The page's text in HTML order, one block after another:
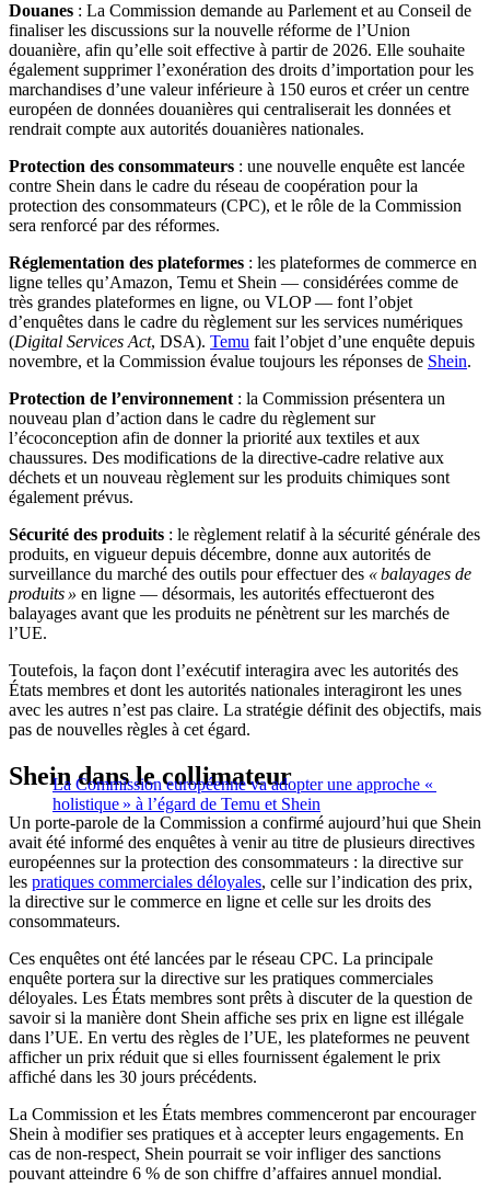
Douanes : La Commission demande au Parlement et au Conseil de
finaliser les discussions sur la nouvelle réforme de l’Union
douanière, afin qu’elle soit effective à partir de 2026. Elle souhaite
également supprimer l’exonération des droits d’importation pour les
marchandises d’une valeur inférieure à 150 euros et créer un centre
européen de données douanières qui centraliserait les données et
rendrait compte aux autorités douanières nationales.
Protection des consommateurs : une nouvelle enquête est lancée
contre Shein dans le cadre du réseau de coopération pour la
protection des consommateurs (CPC), et le rôle de la Commission
sera renforcé par des réformes.
Réglementation des plateformes : les plateformes de commerce en
ligne telles qu’Amazon, Temu et Shein — considérées comme de
très grandes plateformes en ligne, ou VLOP — font l’objet
d’enquêtes dans le cadre du règlement sur les services numériques
(Digital Services Act, DSA). Temu fait l’objet d’une enquête depuis
novembre, et la Commission évalue toujours les réponses de Shein.
Protection de l’environnement : la Commission présentera un
nouveau plan d’action dans le cadre du règlement sur
l’écoconception afin de donner la priorité aux textiles et aux
chaussures. Des modifications de la directive-cadre relative aux
déchets et un nouveau règlement sur les produits chimiques sont
également prévus.
Sécurité des produits : le règlement relatif à la sécurité générale des
produits, en vigueur depuis décembre, donne aux autorités de
surveillance du marché des outils pour effectuer des « balayages de
produits » en ligne — désormais, les autorités effectueront des
balayages avant que les produits ne pénètrent sur les marchés de
l’UE.
Toutefois, la façon dont l’exécutif interagira avec les autorités des
États membres et dont les autorités nationales interagiront les unes
avec les autres n’est pas claire. La stratégie définit des objectifs, mais
pas de nouvelles règles à cet égard.
La Commission européenne va adopter une approche «
holistique » à l’égard de Temu et Shein
Shein dans le collimateur
Un porte-parole de la Commission a confirmé aujourd’hui que Shein
avait été informé des enquêtes à venir au titre de plusieurs directives
européennes sur la protection des consommateurs : la directive sur
les pratiques commerciales déloyales, celle sur l’indication des prix,
la directive sur le commerce en ligne et celle sur les droits des
consommateurs.
Ces enquêtes ont été lancées par le réseau CPC. La principale
enquête portera sur la directive sur les pratiques commerciales
déloyales. Les États membres sont prêts à discuter de la question de
savoir si la manière dont Shein affiche ses prix en ligne est illégale
dans l’UE. En vertu des règles de l’UE, les plateformes ne peuvent
afficher un prix réduit que si elles fournissent également le prix
affiché dans les 30 jours précédents.
La Commission et les États membres commenceront par encourager
Shein à modifier ses pratiques et à accepter leurs engagements. En
cas de non-respect, Shein pourrait se voir infliger des sanctions
pouvant atteindre 6 % de son chiffre d’affaires annuel mondial.